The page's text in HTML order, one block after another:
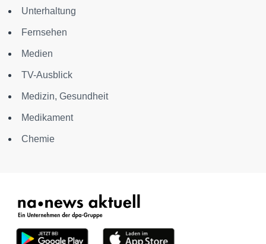
Unterhaltung
Fernsehen
Medien
TV-Ausblick
Medizin, Gesundheit
Medikament
Chemie